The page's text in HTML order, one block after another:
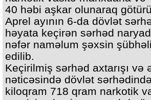
40 həbi aşkar olunaraq
Aprel ayının 6-da dövlət
həyata keçirən sərhəd
nəfər naməlum şəxsin
edilib.
Keçirilmiş sərhəd axtarışı və
nəticəsində dövlət
kiloqram 718 qram narkotik